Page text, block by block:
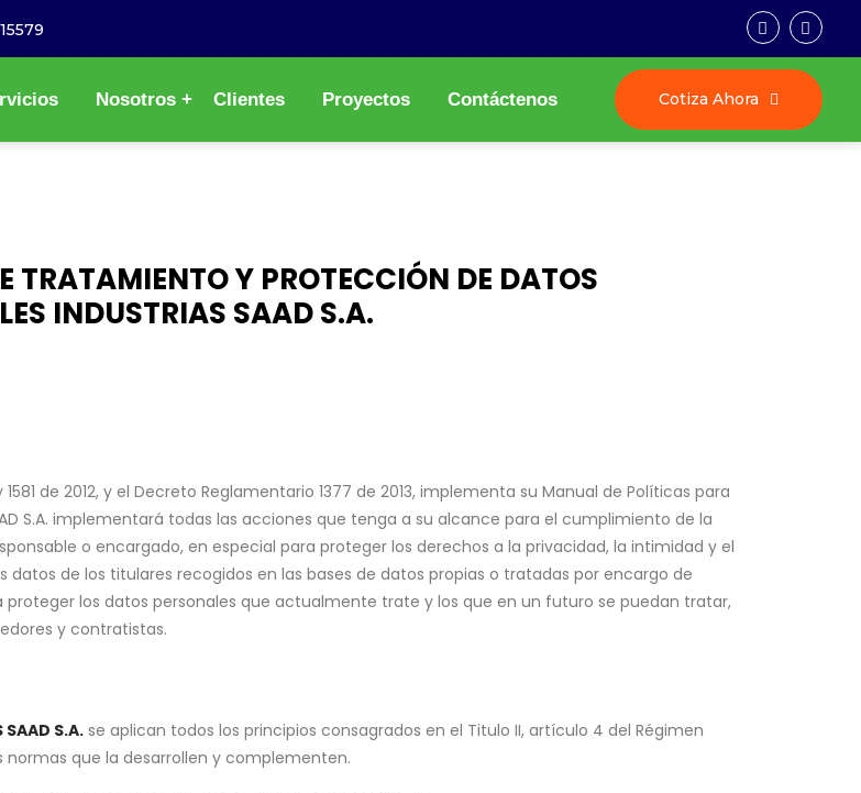
Nosotros Clientes Proyectos Contáctenos Cotiza Ahora
TRATAMIENTO Y PROTECCIÓN DE DATOS
INDUSTRIAS SAAD S.A.
de 2012, y el Decreto Reglamentario 1377 de 2013, implementa su Manual de Políticas para
S.A. implementará todas las acciones que tenga a su alcance para el cumplimiento de la
o encargado, en especial para proteger los derechos a la privacidad, la intimidad y el
de los titulares recogidos en las bases de datos propias o tratadas por encargo de
los datos personales que actualmente trate y los que en un futuro se puedan tratar,
y contratistas.
SAAD S.A.se aplican todos los principios consagrados en el Titulo II, artículo 4 del Régimen
normas que la desarrollen y complementen.